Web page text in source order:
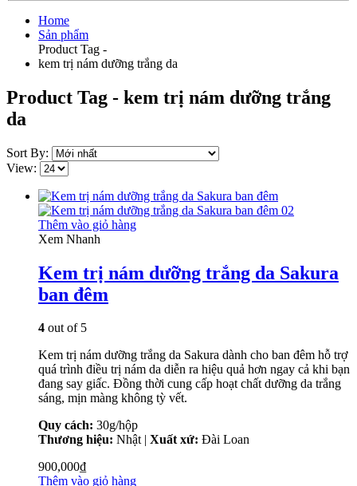
Home
Sản phẩm
Product Tag -
kem trị nám dưỡng trắng da
Product Tag - kem trị nám dưỡng trắng
da
Sort By:
View:
Thêm vào giỏ hàng
Xem Nhanh
Kem trị nám dưỡng trắng da Sakura
ban đêm
4 out of 5
Kem trị nám dưỡng trắng da Sakura dành cho ban đêm hỗ trợ
quá trình điều trị nám da diễn ra hiệu quả hơn ngay cả khi bạn
đang say giấc. Đồng thời cung cấp hoạt chất dưỡng da trắng
sáng, mịn màng không tỳ vết.
Quy cách: 30g/hộp
Thương hiệu: Nhật | Xuất xứ: Đài Loan
900,000₫
Thêm vào giỏ hàng